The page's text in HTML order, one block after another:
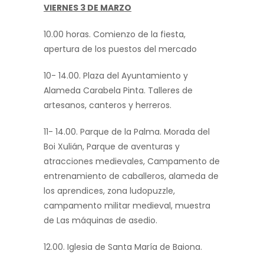
VIERNES 3 DE MARZO
10.00 horas. Comienzo de la fiesta,
apertura de los puestos del mercado
10- 14.00. Plaza del Ayuntamiento y
Alameda Carabela Pinta. Talleres de
artesanos, canteros y herreros.
11- 14.00. Parque de la Palma. Morada del
Boi Xulián, Parque de aventuras y
atracciones medievales, Campamento de
entrenamiento de caballeros, alameda de
los aprendices, zona ludopuzzle,
campamento militar medieval, muestra
de Las máquinas de asedio.
12.00. Iglesia de Santa María de Baiona.